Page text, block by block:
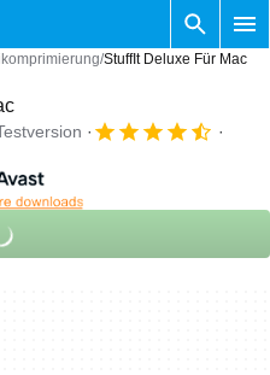
StuffIt Deluxe Für Mac